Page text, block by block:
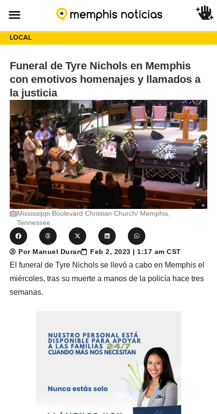
LOCAL
Funeral de Tyre Nichols en Memphis
con emotivos homenajes y llamados a
la justicia
Mississippi Boulevard Christian Church/ Memphis,
Tennessee
Por Manuel Duran Feb 2, 2023 | 1:17 am CST
El funeral de Tyre Nichols se llevó a cabo en Memphis el
miércoles, tras su muerte a manos de la policía hace tres
semanas.